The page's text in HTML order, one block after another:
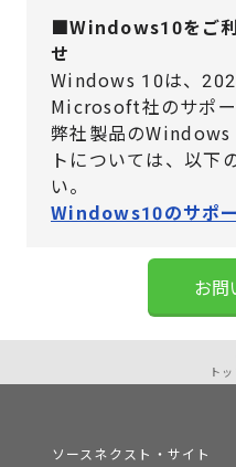
■Windows10をご利
せ
Windows 10は、
Microsoft社のサポー
弊社製品のWindows
トについては、 以下
い。
Windows10のサポ
お問
ト
ソースネクスト・サイト